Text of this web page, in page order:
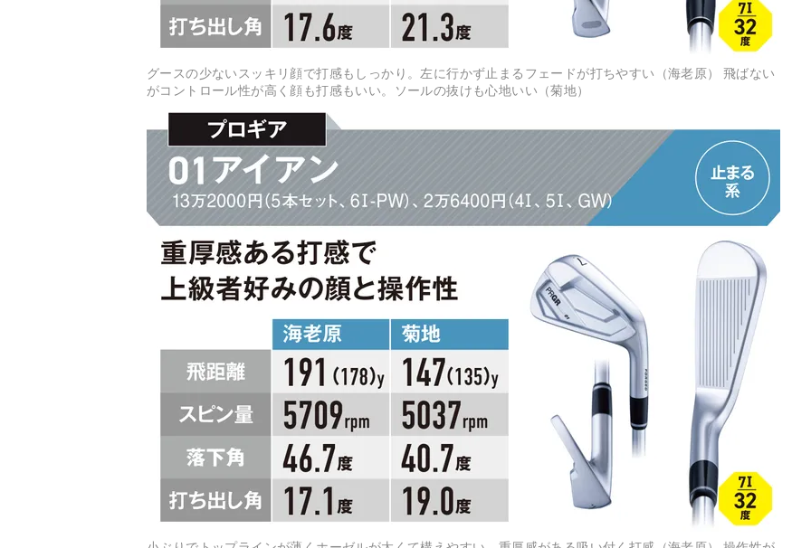
グースの少ないスッキリ顔で打感もしっかり。左に行かず止まるフェードが打ちやすい（海老原） 飛ばない
がコントロール性が高く顔も打感もいい。ソールの抜けも心地いい（菊地）